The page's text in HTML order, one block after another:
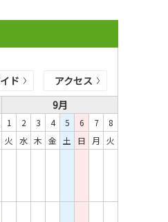
ド
アクセス
9月
1 2 3 4 5 6 7
8
火 水 木 金 土 日 月 火